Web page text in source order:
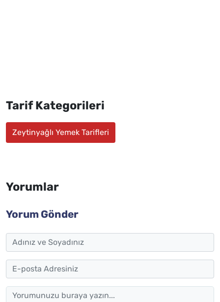
Tarif Kategorileri
Zeytinyağlı Yemek Tarifleri
Yorumlar
Yorum Gönder